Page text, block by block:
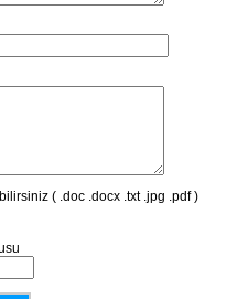
( .doc .docx .txt .jpg .pdf )